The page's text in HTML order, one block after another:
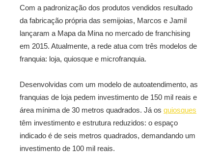
Com a padronização dos produtos vendidos resultado
da fabricação própria das semijoias, Marcos e Jamil
lançaram a Mapa da Mina no mercado de franchising
em 2015. Atualmente, a rede atua com três modelos de
franquia: loja, quiosque e microfranquia.
Desenvolvidas com um modelo de autoatendimento, as
franquias de loja pedem investimento de 150 mil reais e
área mínima de 30 metros quadrados. Já os quiosques
têm investimento e estrutura reduzidos: o espaço
indicado é de seis metros quadrados, demandando um
investimento de 100 mil reais.